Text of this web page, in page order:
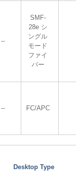
--
SMF-
28e シ
ングル
モード
ファイ
バー
-- FC/APC
Desktop Type